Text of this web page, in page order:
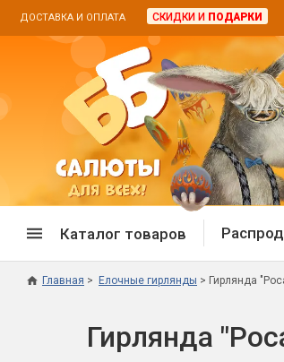
ДОСТАВКА И ОПЛАТА СКИДКИ И ПОДАРКИ
Каталог товаров
Распродажа фейерверков
Главная Елочные гирлянды Гирлянда
Гирлянда